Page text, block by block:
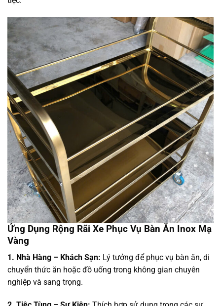
Ứng Dụng Rộng Rãi Xe Phục Vụ Bàn Ăn Inox Mạ
Vàng
1. Nhà Hàng – Khách Sạn: Lý tưởng để phục vụ bàn ăn, di
chuyển thức ăn hoặc đồ uống trong không gian chuyên
nghiệp và sang trọng.